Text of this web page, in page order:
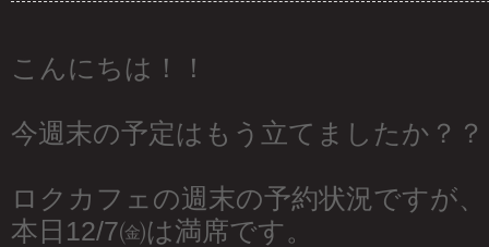
こんにちは！！
今週末の予定はもう立てましたか？？
ロクカフェの週末の予約状況ですが、
本日12/7㈮は満席です。